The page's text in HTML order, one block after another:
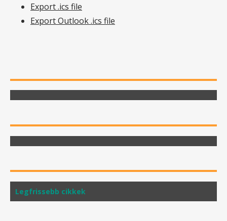
Export .ics file
Export Outlook .ics file
Legfrissebb cikkek